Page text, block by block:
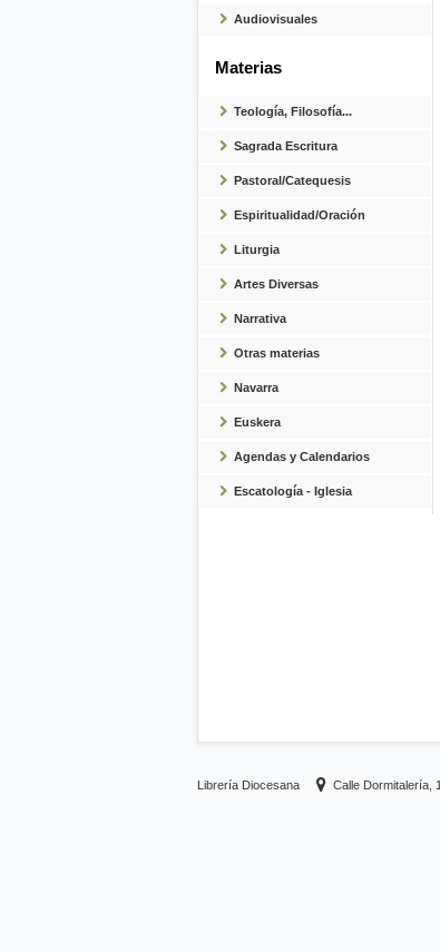
Audiovisuales
Materias
Teología, Filosofía...
Sagrada Escritura
Pastoral/Catequesis
Espiritualidad/Oración
Liturgia
Artes Diversas
Narrativa
Otras materias
Navarra
Euskera
Agendas y Calendarios
Escatología - Iglesia
Librería Diocesana Calle Dormitalería, 1.